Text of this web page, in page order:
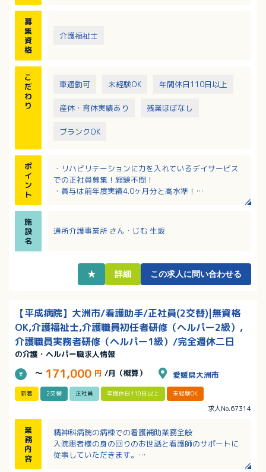
募
集
資
格
介護福祉士
こ
だ
わ
り
車通勤可 未経験OK 年間休日110日以上
産休・育休実績あり 残業ほぼなし
ブランクOK
ポ
イ
ン
ト
・リハビリテーションに力を入れているデイサービス
での正社員募集！経験不問！
・賞与は前年度実績4.0ヶ月分と高水準！
・看護・リハビリ職と連携しながら、介護福祉士とし
て利用者様の自立支援に関われます！
施
設
名
通所介護事業所 さん・じむ 生坂
★ 詳細 この求人に問い合わせる
【平成病院】大洲市/看護助手/正社員(2交替)|無資格
OK,介護福祉士,介護職員初任者研修（ヘルパー2級）,
介護職員実務者研修（ヘルパー1級）/完全週休二日
の介護・ヘルパー職求人情報
～ 171,000 円 /月（概算） 愛媛県大洲市
新着 2交替 正社員 年間休日110日以上 未経験OK
求人No.67314
業
務
内
容
精神科病院の病棟での看護補助業務全般
入院患者様の身の回りのお世話と看護師のサポートに
従事していただきます。